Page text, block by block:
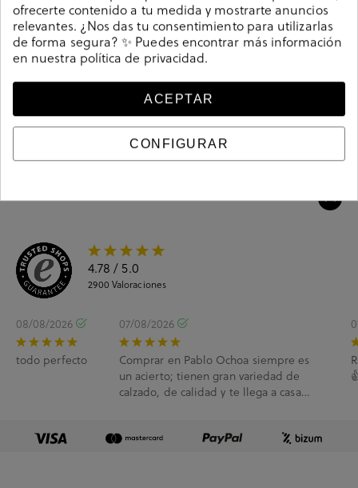
Referencia195091
Guía de tallas
Ciudados y limpieza
Información del producto
4.78 / 5.0
2900 Valoraciones
08/08/2026
todo perfecto
07/08/2026
Comprar en Pablo Ochoa siempre es
un acierto; tienen gran variedad de
calzado, de calidad y te llega a casa
ofrecerte contenido a tu medida y mostrarte anuncios
relevantes. ¿Nos das tu consentimiento para utilizarlas
de forma segura? ✨ Puedes encontrar más información
en nuestra política de privacidad.
ACEPTAR
CONFIGURAR